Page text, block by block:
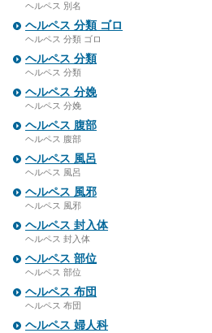
ヘルペス 別名
ヘルペス 分類 ゴロ
ヘルペス 分類 ゴロ
ヘルペス 分類
ヘルペス 分類
ヘルペス 分娩
ヘルペス 分娩
ヘルペス 腹部
ヘルペス 腹部
ヘルペス 風呂
ヘルペス 風呂
ヘルペス 風邪
ヘルペス 風邪
ヘルペス 封入体
ヘルペス 封入体
ヘルペス 部位
ヘルペス 部位
ヘルペス 布団
ヘルペス 布団
ヘルペス 婦人科